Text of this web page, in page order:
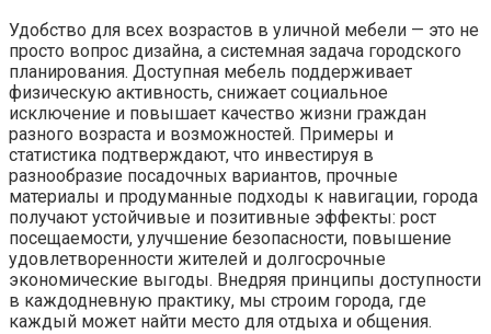
Удобство для всех возрастов в уличной мебели — это не
просто вопрос дизайна, а системная задача городского
планирования. Доступная мебель поддерживает
физическую активность, снижает социальное
исключение и повышает качество жизни граждан
разного возраста и возможностей. Примеры и
статистика подтверждают, что инвестируя в
разнообразие посадочных вариантов, прочные
материалы и продуманные подходы к навигации, города
получают устойчивые и позитивные эффекты: рост
посещаемости, улучшение безопасности, повышение
удовлетворенности жителей и долгосрочные
экономические выгоды. Внедряя принципы доступности
в каждодневную практику, мы строим города, где
каждый может найти место для отдыха и общения.